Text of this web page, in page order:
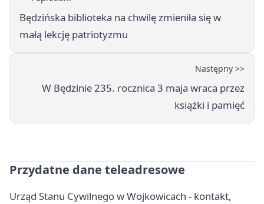
Będzińska biblioteka na chwilę zmieniła się w
małą lekcję patriotyzmu
Następny >>
W Będzinie 235. rocznica 3 maja wraca przez
książki i pamięć
Przydatne dane teleadresowe
Urząd Stanu Cywilnego w Wojkowicach - kontakt,